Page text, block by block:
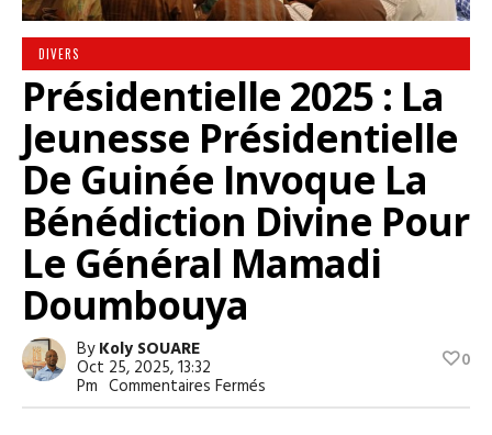
DIVERS
Présidentielle 2025 : La
Jeunesse Présidentielle
De Guinée Invoque La
Bénédiction Divine Pour
Le Général Mamadi
Doumbouya
ByKoly SOUARE
Oct 25, 2025, 13:32
Pm Commentaires Fermés
Présidentielle
0